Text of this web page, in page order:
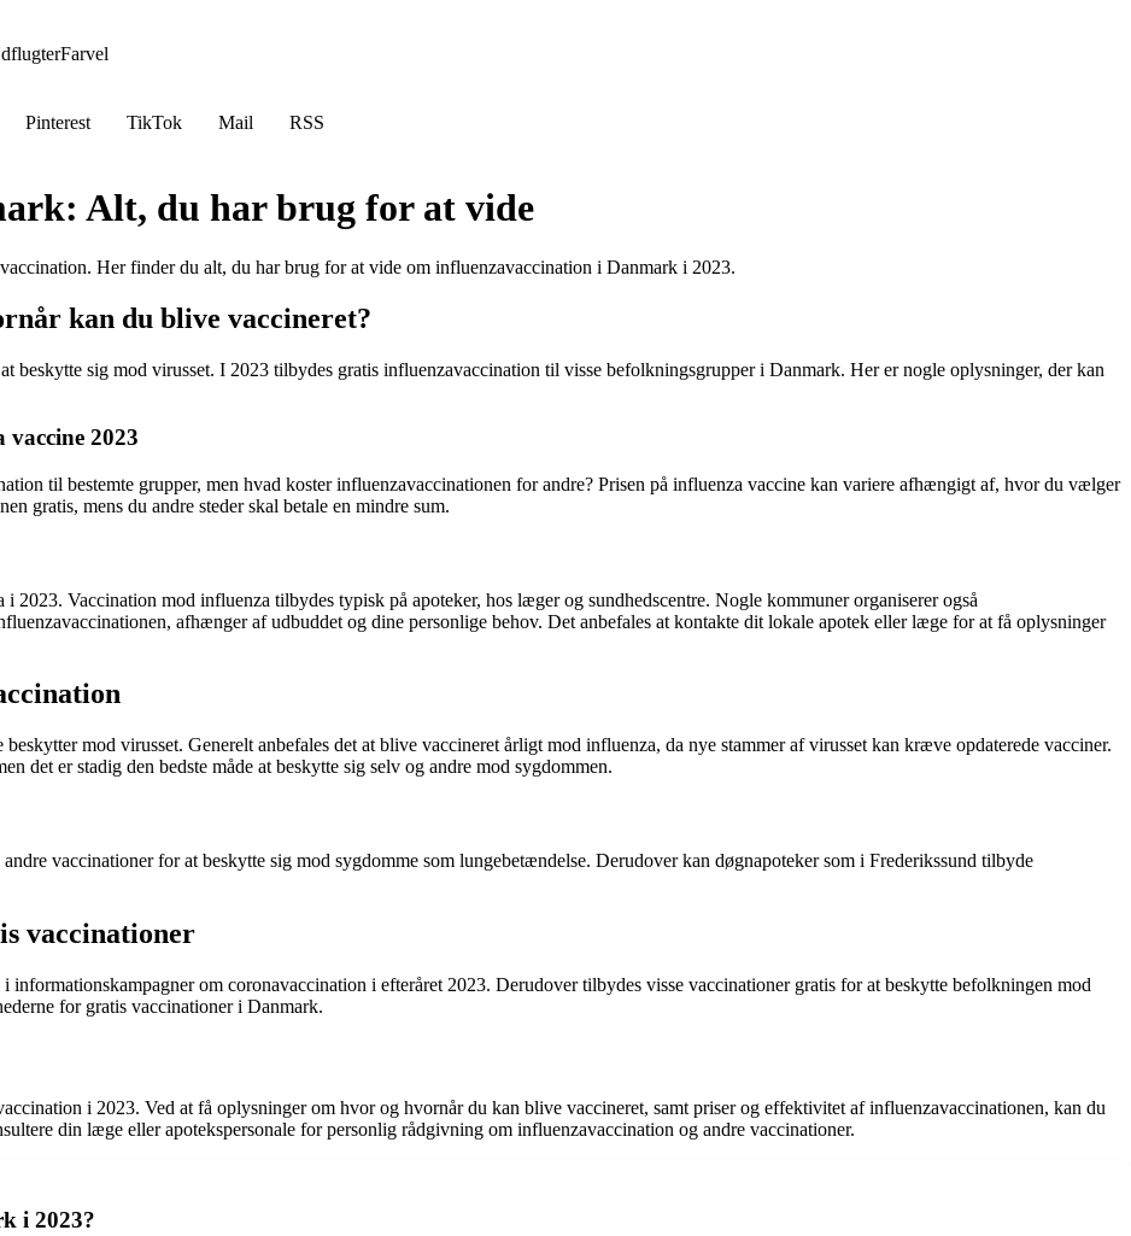
Farvel
Pinterest TikTok Mail
RSS
Alt, du har brug for at vide
Her finder du alt, du har brug for at vide om influenzavaccination i Danmark i 2023.
kan du blive vaccineret?
beskytte sig mod virusset. I 2023 tilbydes gratis influenzavaccination til visse befolkningsgrupper i Danmark. Her er nogle oplysninger, der kan
2023
til bestemte grupper, men hvad koster influenzavaccinationen for andre? Prisen på influenza vaccine kan variere afhængigt af, hvor du vælger
gratis, mens du andre steder skal betale en mindre sum.
Vaccination mod influenza tilbydes typisk på apoteker, hos læger og sundhedscentre. Nogle kommuner organiserer også
afhænger af udbuddet og dine personlige behov. Det anbefales at kontakte dit lokale apotek eller læge for at få oplysninger
mod virusset. Generelt anbefales det at blive vaccineret årligt mod influenza, da nye stammer af virusset kan kræve opdaterede vacciner.
det er stadig den bedste måde at beskytte sig selv og andre mod sygdommen.
vaccinationer for at beskytte sig mod sygdomme som lungebetændelse. Derudover kan døgnapoteker som i Frederikssund tilbyde
vaccinationer
om coronavaccination i efteråret 2023. Derudover tilbydes visse vaccinationer gratis for at beskytte befolkningen mod
for gratis vaccinationer i Danmark.
i 2023. Ved at få oplysninger om hvor og hvornår du kan blive vaccineret, samt priser og effektivitet af influenzavaccinationen, kan du
din læge eller apotekspersonale for personlig rådgivning om influenzavaccination og andre vaccinationer.
i 2023?